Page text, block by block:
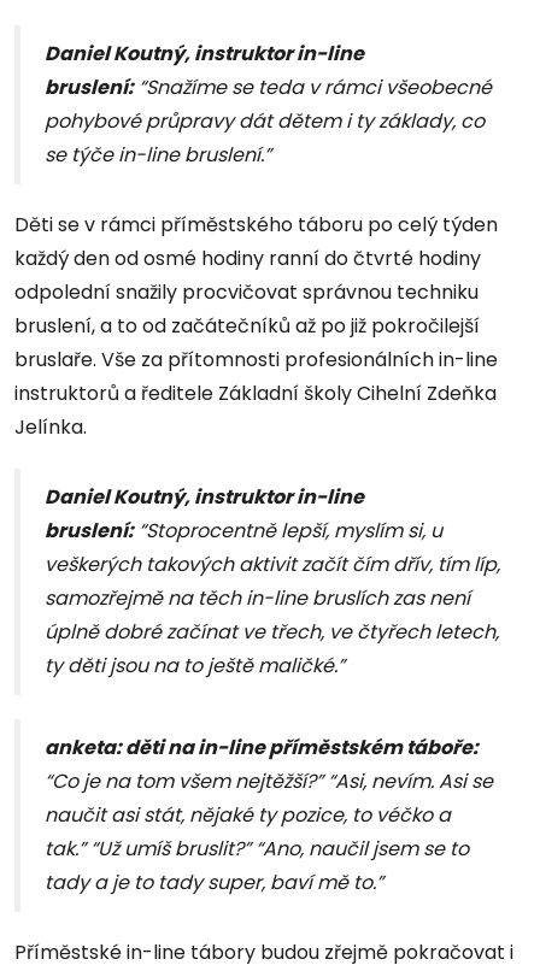
Daniel Koutný, instruktor in-line
bruslení:“Snažíme se teda v rámci všeobecné
pohybové průpravy dát dětem i ty základy, co
se týče in-line bruslení.”
Děti se v rámci příměstského táboru po celý týden
každý den od osmé hodiny ranní do čtvrté hodiny
odpolední snažily procvičovat správnou techniku
bruslení, a to od začátečníků až po již pokročilejší
bruslaře. Vše za přítomnosti profesionálních in-line
instruktorů a ředitele Základní školy Cihelní Zdeňka
Jelínka.
Daniel Koutný, instruktor in-line
bruslení:“Stoprocentně lepší, myslím si, u
veškerých takových aktivit začít čím dřív, tím líp,
samozřejmě na těch in-line bruslích zas není
úplně dobré začínat ve třech, ve čtyřech letech,
ty děti jsou na to ještě maličké.”
anketa: děti na in-line příměstském táboře:
“Co je na tom všem nejtěžší?” “Asi, nevím. Asi se
naučit asi stát, nějaké ty pozice, to véčko a
tak.” “Už umíš bruslit?” “Ano, naučil jsem se to
tady a je to tady super, baví mě to.”
Příměstské in-line tábory budou zřejmě pokračovat i